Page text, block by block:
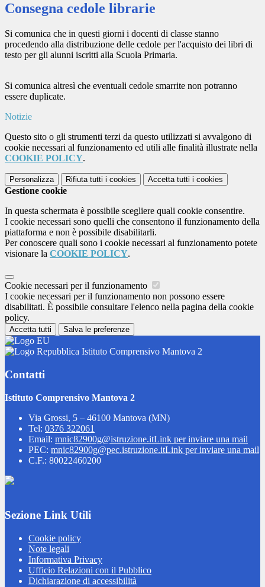
Consegna cedole librarie
Si comunica che in questi giorni i docenti di classe stanno
procedendo alla distribuzione delle cedole per l'acquisto dei libri di
testo per gli alunni iscritti alla Scuola Primaria.
Si comunica altresì che eventuali cedole smarrite non potranno
essere duplicate.
Notizie
Questo sito o gli strumenti terzi da questo utilizzati si avvalgono di
cookie necessari al funzionamento ed utili alle finalità illustrate nella
COOKIE POLICY.
Personalizza Rifiuta tutti i cookies Accetta tutti i cookies
Gestione cookie
In questa schermata è possibile scegliere quali cookie consentire.
I cookie necessari sono quelli che consentono il funzionamento della
piattaforma e non è possibile disabilitarli.
Per conoscere quali sono i cookie necessari al funzionamento potete
visionare la COOKIE POLICY.
Cookie necessari per il funzionamento
I cookie necessari per il funzionamento non possono essere
disabilitati. È possibile consultare l'elenco nella pagina della cookie
policy.
Accetta tutti Salva le preferenze
Istituto Comprensivo Mantova 2
Contatti
Istituto Comprensivo Mantova 2
Via Grossi, 5 – 46100 Mantova (MN)
Tel: 0376 322061
Email: mnic82900g@istruzione.itLink per inviare una mail
PEC: mnic82900g@pec.istruzione.itLink per inviare una mail
C.F.: 80022460200
Sezione Link Utili
Cookie policy
Note legali
Informativa Privacy
Ufficio Relazioni con il Pubblico
Dichiarazione di accessibilità